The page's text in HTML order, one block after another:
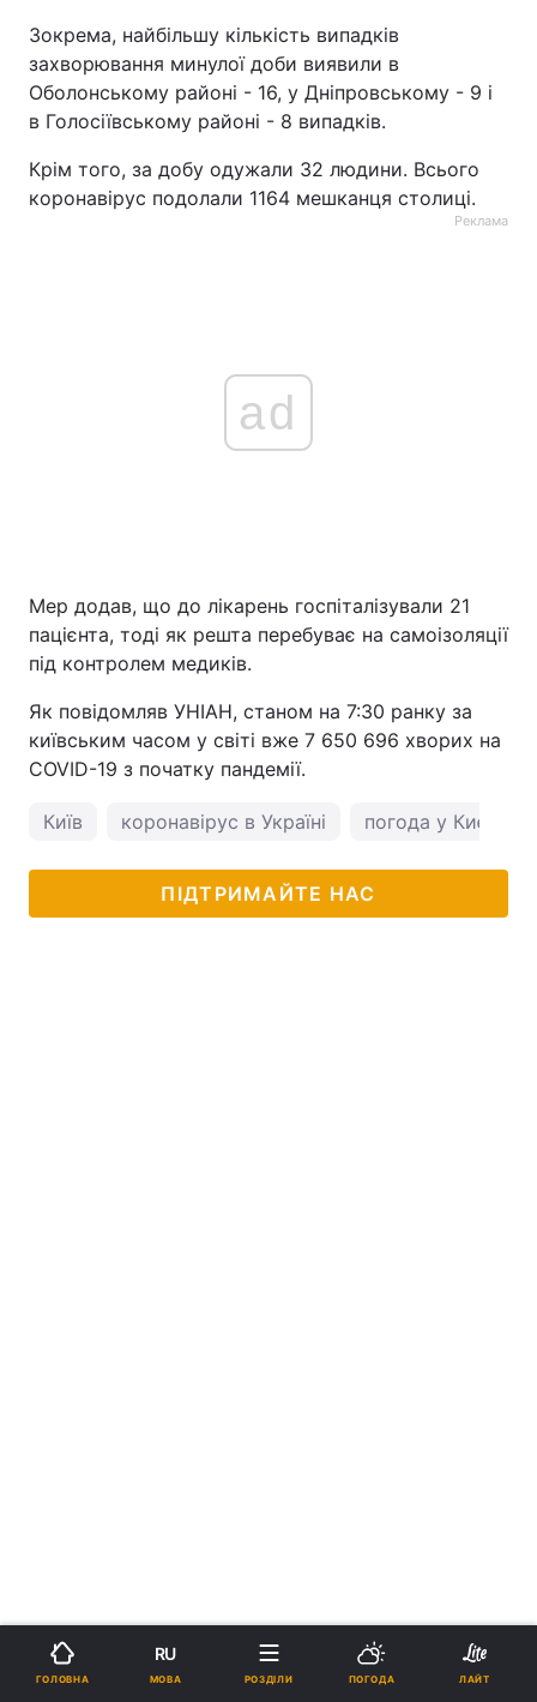
Зокрема, найбільшу кількість випадків
захворювання минулої доби виявили в
Оболонському районі - 16, у Дніпровському - 9 і
в Голосіївському районі - 8 випадків.
Крім того, за добу одужали 32 людини. Всього
коронавірус подолали 1164 мешканця столиці.
Реклама
ad
Мер додав, що до лікарень госпіталізували 21
пацієнта, тоді як решта перебуває на самоізоляції
під контролем медиків.
Як повідомляв УНІАН, станом на 7:30 ранку за
київським часом у світі вже 7 650 696 хворих на
COVID-19 з початку пандемії.
Київ коронавірус в Україні погода у Києві
ПІДТРИМАЙТЕ НАС
ГОЛОВНА
RU
МОВА РОЗДІЛИ ПОГОДА ЛАЙТ